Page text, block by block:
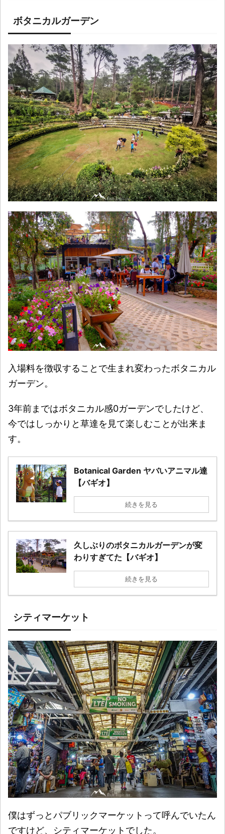
ボタニカルガーデン
入場料を徴収することで生まれ変わったボタニカル
ガーデン。
3年前まではボタニカル感0ガーデンでしたけど、
今ではしっかりと草達を見て楽しむことが出来ま
す。
Botanical Garden ヤバいアニマル達
【バギオ】
続きを見る
久しぶりのボタニカルガーデンが変
わりすぎてた【バギオ】
続きを見る
シティマーケット
僕はずっとパブリックマーケットって呼んでいたん
ですけど、シティマーケットでした。